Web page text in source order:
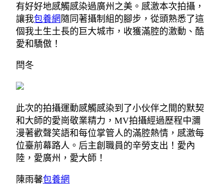
有好好地感觸感染過廣州之美。感激本次拍攝，
讓我包養網 隨同著攝制組的腳步，從頭熟悉了這
個我土生土長的巨大城市，收獲滿腔的激動、酷
愛和驕傲！
閆冬
此次的拍攝運動感觸感染到了小伙伴之間的默契
和大師的愛崗敬業精力，MV拍攝經過歷程中瀰
漫著歡聲笑語和每位掌管人的滿腔熱情，感激每
位臺前幕路人。后主創職員的辛勞支出！愛內
陸，愛廣州，愛大師！
陳雨馨包養網